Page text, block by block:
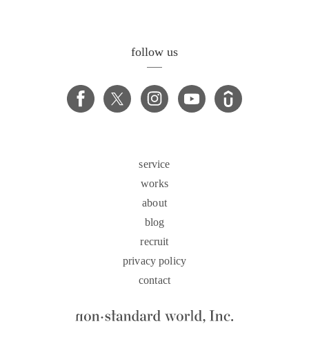
follow us
service
works
about
blog
recruit
privacy policy
contact